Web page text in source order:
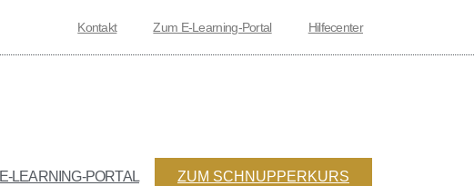
Kontakt Zum E-Learning-Portal Hilfecenter
E-LEARNING-PORTAL ZUM SCHNUPPERKURS